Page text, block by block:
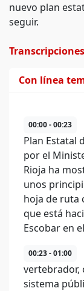
nuevo plan
seguir.
Transcripciones
Con línea
00:00 - 00:23
Plan Estatal
por el
Rioja ha
unos
hoja de ruta
que está
Escobar en
00:23 - 01:00
vertebrador,
sistema